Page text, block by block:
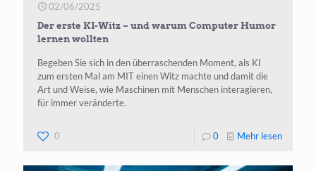
02/06/2025
Der erste KI-Witz – und warum Computer Humor
lernen wollten
Begeben Sie sich in den überraschenden Moment, als KI
zum ersten Mal am MIT einen Witz machte und damit die
Art und Weise, wie Maschinen mit Menschen interagieren,
für immer veränderte.
0 0 Mehr lesen-